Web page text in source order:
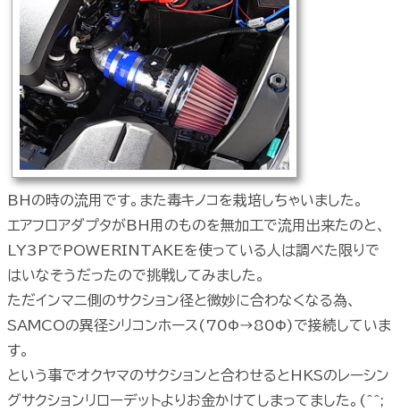
BHの時の流用です。また毒キノコを栽培しちゃいました。
エアフロアダプタがBH用のものを無加工で流用出来たのと、
LY3PでPOWERINTAKEを使っている人は調べた限りで
はいなそうだったので挑戦してみました。
ただインマニ側のサクション径と微妙に合わなくなる為、
SAMCOの異径シリコンホース(70Φ→80Φ)で接続していま
す。
という事でオクヤマのサクションと合わせるとHKSのレーシン
グサクションリローデットよりお金かけてしまってました。(^^;